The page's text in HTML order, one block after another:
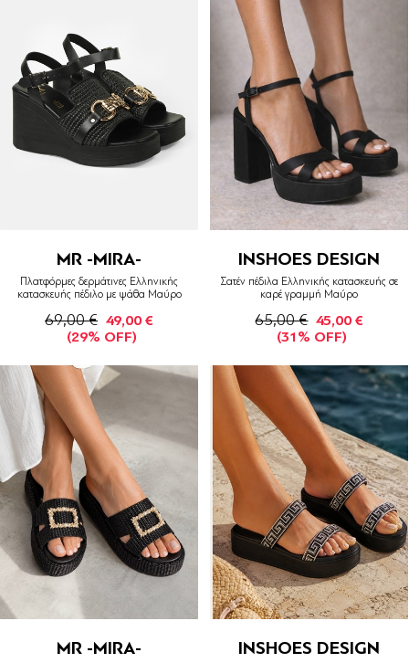
MR -MIRA-
Πλατφόρμες δερμάτινες Ελληνικής
κατασκευής πέδιλο με ψάθα Μαύρο
69,00 € 49,00 €
(29% OFF)
INSHOES DESIGN
Σατέν πέδιλα Ελληνικής κατασκευής σε
καρέ γραμμή Μαύρο
65,00 € 45,00 €
(31% OFF)
MR -MIRA- INSHOES DESIGN